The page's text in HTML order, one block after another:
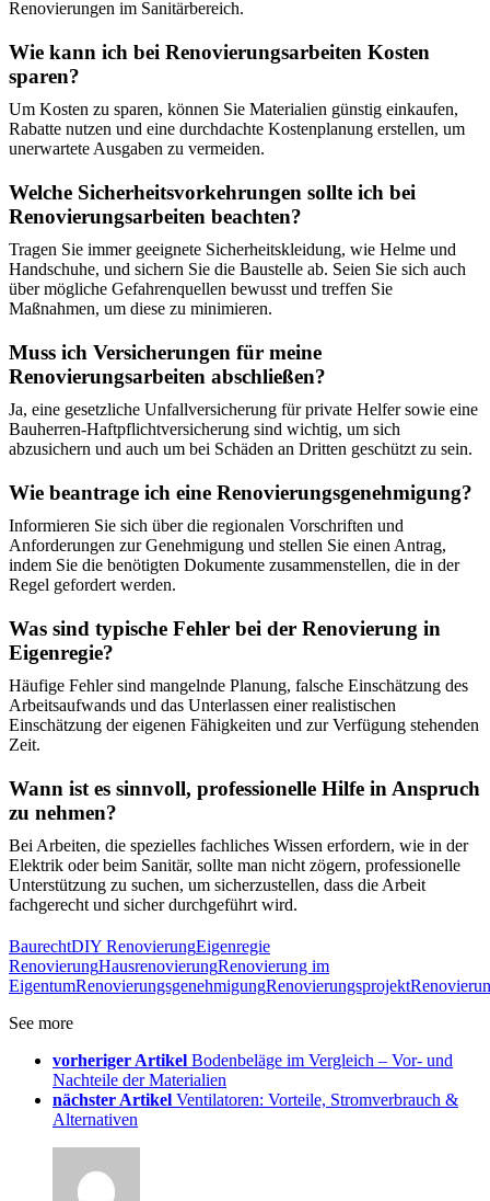
Renovierungen im Sanitärbereich.
Wie kann ich bei Renovierungsarbeiten Kosten
sparen?
Um Kosten zu sparen, können Sie Materialien günstig einkaufen,
Rabatte nutzen und eine durchdachte Kostenplanung erstellen, um
unerwartete Ausgaben zu vermeiden.
Welche Sicherheitsvorkehrungen sollte ich bei
Renovierungsarbeiten beachten?
Tragen Sie immer geeignete Sicherheitskleidung, wie Helme und
Handschuhe, und sichern Sie die Baustelle ab. Seien Sie sich auch
über mögliche Gefahrenquellen bewusst und treffen Sie
Maßnahmen, um diese zu minimieren.
Muss ich Versicherungen für meine
Renovierungsarbeiten abschließen?
Ja, eine gesetzliche Unfallversicherung für private Helfer sowie eine
Bauherren-Haftpflichtversicherung sind wichtig, um sich
abzusichern und auch um bei Schäden an Dritten geschützt zu sein.
Wie beantrage ich eine Renovierungsgenehmigung?
Informieren Sie sich über die regionalen Vorschriften und
Anforderungen zur Genehmigung und stellen Sie einen Antrag,
indem Sie die benötigten Dokumente zusammenstellen, die in der
Regel gefordert werden.
Was sind typische Fehler bei der Renovierung in
Eigenregie?
Häufige Fehler sind mangelnde Planung, falsche Einschätzung des
Arbeitsaufwands und das Unterlassen einer realistischen
Einschätzung der eigenen Fähigkeiten und zur Verfügung stehenden
Zeit.
Wann ist es sinnvoll, professionelle Hilfe in Anspruch
zu nehmen?
Bei Arbeiten, die spezielles fachliches Wissen erfordern, wie in der
Elektrik oder beim Sanitär, sollte man nicht zögern, professionelle
Unterstützung zu suchen, um sicherzustellen, dass die Arbeit
fachgerecht und sicher durchgeführt wird.
BaurechtDIY RenovierungEigenregie
RenovierungHausrenovierungRenovierung im
EigentumRenovierungsgenehmigungRenovierungsprojekt
See more
vorheriger Artikel Bodenbeläge im Vergleich – Vor- und
Nachteile der Materialien
nächster Artikel Ventilatoren: Vorteile, Stromverbrauch &
Alternativen